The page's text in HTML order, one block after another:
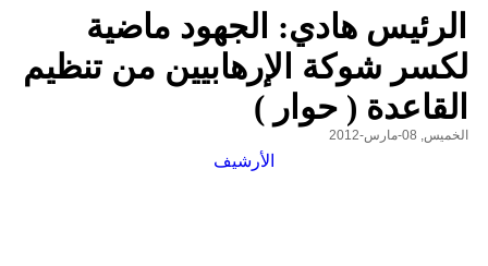
الرئيس هادي: الجهود ماضية
لكسر شوكة الإرهابيين من تنظيم
القاعدة ( حوار )
الخميس, 08-مارس-2012
الأرشيف